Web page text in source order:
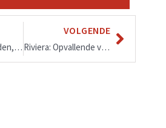
Canarische Eilanden, trans-Atlantische en Caraïben Cruises met NCL najaar 2022-voorjaar 2023
VOLGENDE
Riviera: Opvallende vernieuwingen en prachtige routes o.a. Japan 2024